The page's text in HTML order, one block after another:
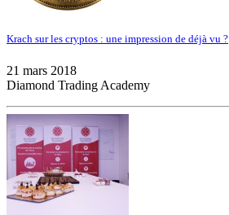
Krach sur les cryptos : une impression de déjà vu ?
21 mars 2018
Diamond Trading Academy